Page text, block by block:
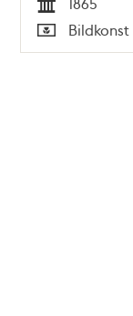
Tid
Typ
Bildkonst